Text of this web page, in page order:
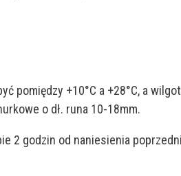
pomiędzy +10°C a +28°C, a
o dł. runa 10-18mm.
2 godzin od naniesienia